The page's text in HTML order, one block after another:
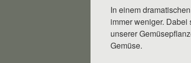
In einem
immer weniger.
unserer
Gemüse.